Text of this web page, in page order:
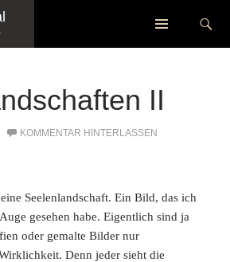
II
KOMMENTAR HINTERLASSEN
Seelenlandschaft. Ein Bild, das ich
gesehen habe. Eigentlich sind ja
oder gemalte Bilder nur
Denn jeder sieht die